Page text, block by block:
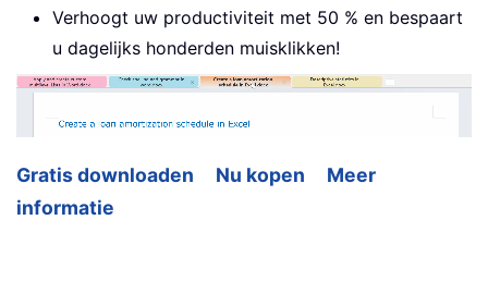
Verhoogt uw productiviteit met 50 % en bespaart
u dagelijks honderden muisklikken!
Gratis downloaden Nu kopen
Meer
informatie